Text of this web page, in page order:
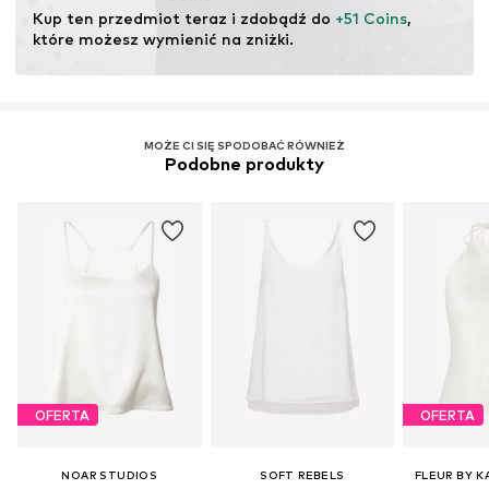
drewnopochodnych koncentrują się na zmniejszeniu
zużycia wody, chemikaliów i energii w produkcji włókien.
Kup ten przedmiot teraz i zdobądź do +51 Coins,
które możesz wymienić na zniżki.
MOŻE CI SIĘ SPODOBAĆ RÓWNIEŻ
Podobne produkty
OFERTA
NOAR STUDIOS SOFT REBELS
OFERTA
FLEUR BY